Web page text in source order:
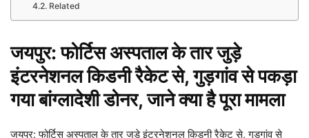
Related
जयपुर: फोर्टिस अस्पताल के तार जुड़े
इंटरनेशनल किडनी रैकेट से, गुड़गांव से पकड़ा
गया बांग्लादेशी डोनर, जाने क्या है पूरा मामला
जयपुर: फोर्टिस अस्पताल के तार जुड़े इंटरनेशनल किडनी रैकेट से, गुड़गांव से